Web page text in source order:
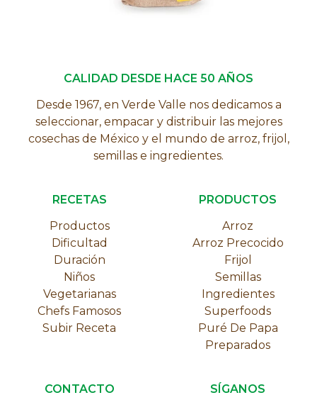
CALIDAD DESDE HACE 50 AÑOS
Desde 1967, en Verde Valle nos dedicamos a
seleccionar, empacar y distribuir las mejores
cosechas de México y el mundo de arroz, frijol,
semillas e ingredientes.
RECETAS
Productos
Dificultad
Duración
Niños
Vegetarianas
Chefs Famosos
Subir Receta
PRODUCTOS
Arroz
Arroz Precocido
Frijol
Semillas
Ingredientes
Superfoods
Puré De Papa
Preparados
CONTACTO SÍGANOS